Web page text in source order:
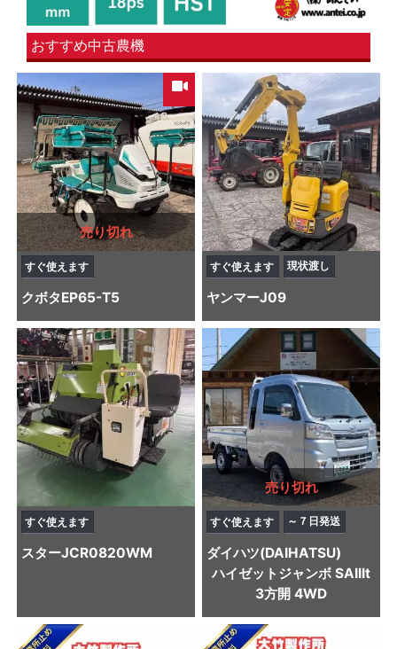
おすすめ中古農機
売り切れ
すぐ使えます
クボタEP65-T5
すぐ使えます 現状渡し
ヤンマーJ09
すぐ使えます
スターJCR0820WM
売り切れ
すぐ使えます ～７日発送
ダイハツ(DAIHATSU)
ハイゼットジャンボ SAIIIt
3方開 4WD